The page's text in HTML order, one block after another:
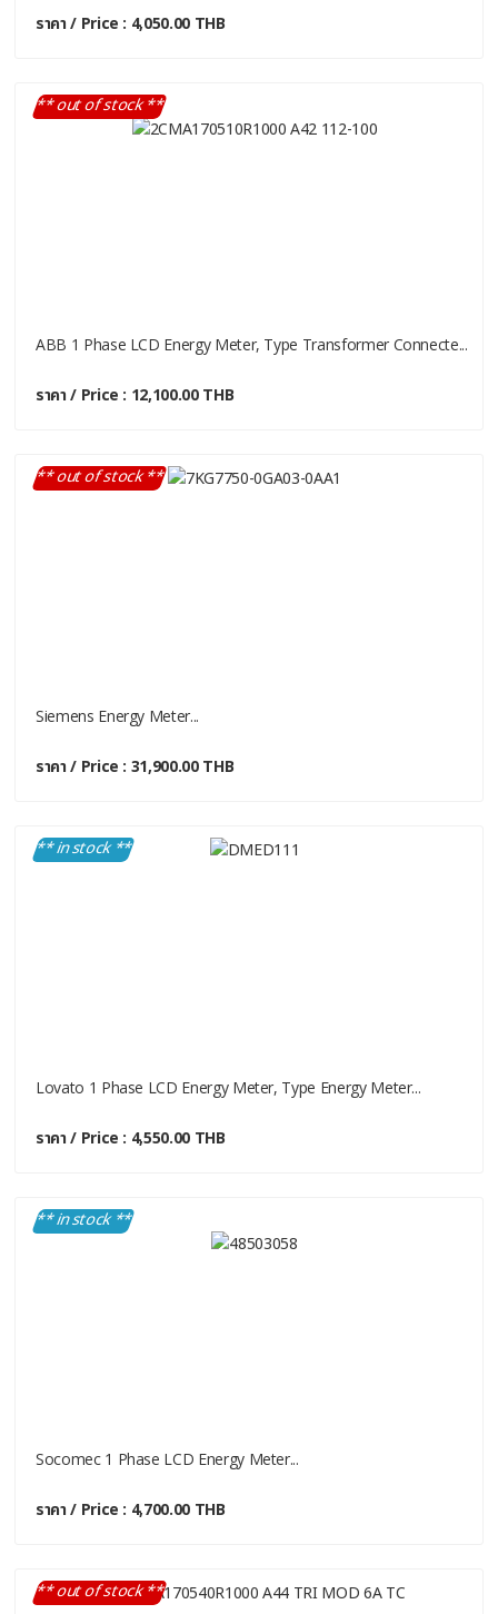
ราคา / Price : 4,050.00 THB
** out of stock **
ABB 1 Phase LCD Energy Meter, Type Transformer Connecte...
ราคา / Price : 12,100.00 THB
** out of stock **
Siemens Energy Meter...
ราคา / Price : 31,900.00 THB
** in stock **
Lovato 1 Phase LCD Energy Meter, Type Energy Meter...
ราคา / Price : 4,550.00 THB
** in stock **
Socomec 1 Phase LCD Energy Meter...
ราคา / Price : 4,700.00 THB
** out of stock **